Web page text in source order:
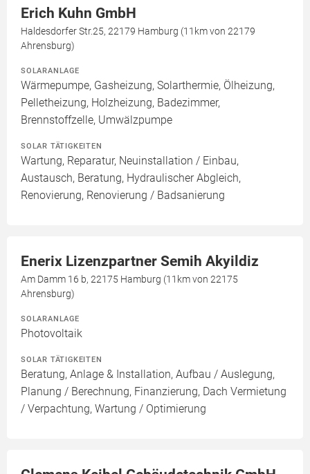
Erich Kuhn GmbH
Haldesdorfer Str.25, 22179 Hamburg (11km von 22179
Ahrensburg)
SOLARANLAGE
Wärmepumpe, Gasheizung, Solarthermie, Ölheizung,
Pelletheizung, Holzheizung, Badezimmer,
Brennstoffzelle, Umwälzpumpe
SOLAR TÄTIGKEITEN
Wartung, Reparatur, Neuinstallation / Einbau,
Austausch, Beratung, Hydraulischer Abgleich,
Renovierung, Renovierung / Badsanierung
Enerix Lizenzpartner Semih Akyildiz
Am Damm 16 b, 22175 Hamburg (11km von 22175
Ahrensburg)
SOLARANLAGE
Photovoltaik
SOLAR TÄTIGKEITEN
Beratung, Anlage & Installation, Aufbau / Auslegung,
Planung / Berechnung, Finanzierung, Dach Vermietung
/ Verpachtung, Wartung / Optimierung